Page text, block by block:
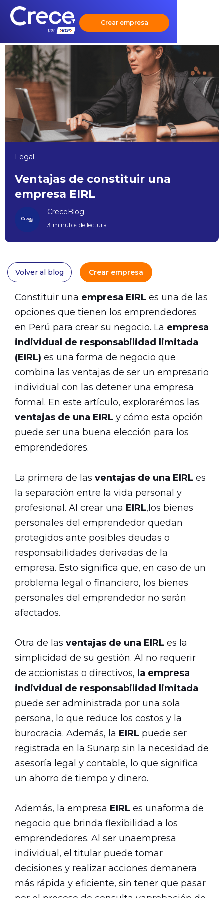
Crear empresa
Legal
Ventajas de constituir una
empresa EIRL
CreceBlog
3 minutos de lectura
Volver al blog Crear empresa
Constituir una empresa EIRL es una de las
opciones que tienen los emprendedores
en Perú para crear su negocio. La empresa
individual de responsabilidad limitada
(EIRL) es una forma de negocio que
combina las ventajas de ser un empresario
individual con las detener una empresa
formal. En este artículo, explorarémos las
ventajas de una EIRL y cómo esta opción
puede ser una buena elección para los
emprendedores.
La primera de las ventajas de una EIRL es
la separación entre la vida personal y
profesional. Al crear una EIRL,los bienes
personales del emprendedor quedan
protegidos ante posibles deudas o
responsabilidades derivadas de la
empresa. Esto significa que, en caso de un
problema legal o financiero, los bienes
personales del emprendedor no serán
afectados.
Otra de las ventajas de una EIRL es la
simplicidad de su gestión. Al no requerir
de accionistas o directivos, la empresa
individual de responsabilidad limitada
puede ser administrada por una sola
persona, lo que reduce los costos y la
burocracia. Además, la EIRL puede ser
registrada en la Sunarp sin la necesidad de
asesoría legal y contable, lo que significa
un ahorro de tiempo y dinero.
Además, la empresa EIRL es unaforma de
negocio que brinda flexibilidad a los
emprendedores. Al ser unaempresa
individual, el titular puede tomar
decisiones y realizar acciones demanera
más rápida y eficiente, sin tener que pasar